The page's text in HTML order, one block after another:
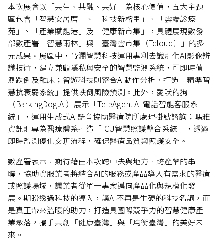
本次展會以「共生、共融、共好」為核心價值，五大主題
區包含「智慧安居厝」、「科技新榕里」、「雲端診療
苑」、「產業賦能港」及「健康新市集」，具體展現數發
部數產署「智慧雨林」與「臺灣雲市集（Tcloud）」的多
元成果。展區中，帝濶智慧科技運用專利去識別化AI影像辨
識技術，建立兼顧隱私與安全的智慧監測系統，可即時偵
測跌倒及離床；智遊科技則整合AI動作分析，打造「精準智
慧抗衰弱系統」提供跌倒風險預測。此外，愛吠的狗
（BarkingDog.AI）展示「TeleAgent AI 電話智能客服系
統」，運用生成式AI語音協助醫療院所處理掛號諮詢；瑪雅
資訊則專為醫療體系打造「ICU智慧照護整合系統」，透過
即時監測優化交班流程，確保醫療品質與照護安全。
數產署表示，期待藉由本次跨中央與地方、跨產學的串
聯，協助資服業者將結合AI的服務或產品導入有需求的醫療
或照護場域，讓業者從單一專案邁向產品化與規模化發
展。期盼透過科技的導入，讓AI不再是生硬的科技名詞，而
是真正帶來溫暖的助力，打造具國際競爭力的智慧健康產
業聚落，攜手共創「健康臺灣」與「均衡臺灣」的美好未
來。